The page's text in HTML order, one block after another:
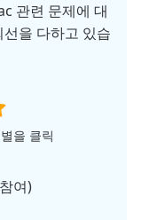
관련 문제에 대
을 다하고 있습
을 클릭
여)